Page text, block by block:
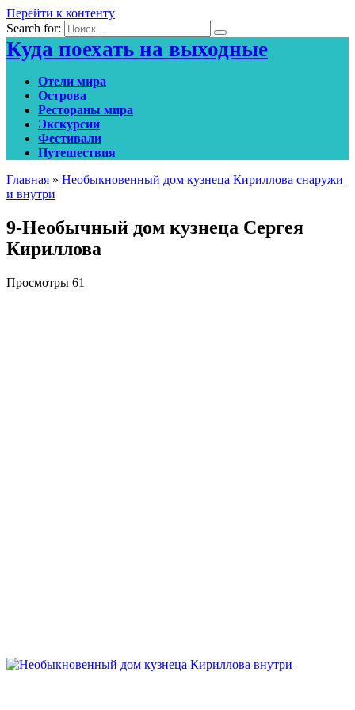
Перейти к контенту
Search for:
Куда поехать на выходные
Отели мира
Острова
Рестораны мира
Экскурсии
Фестивали
Путешествия
Главная » Необыкновенный дом кузнеца Кириллова снаружи
и внутри
9-Необычный дом кузнеца Сергея
Кириллова
Просмотры 61